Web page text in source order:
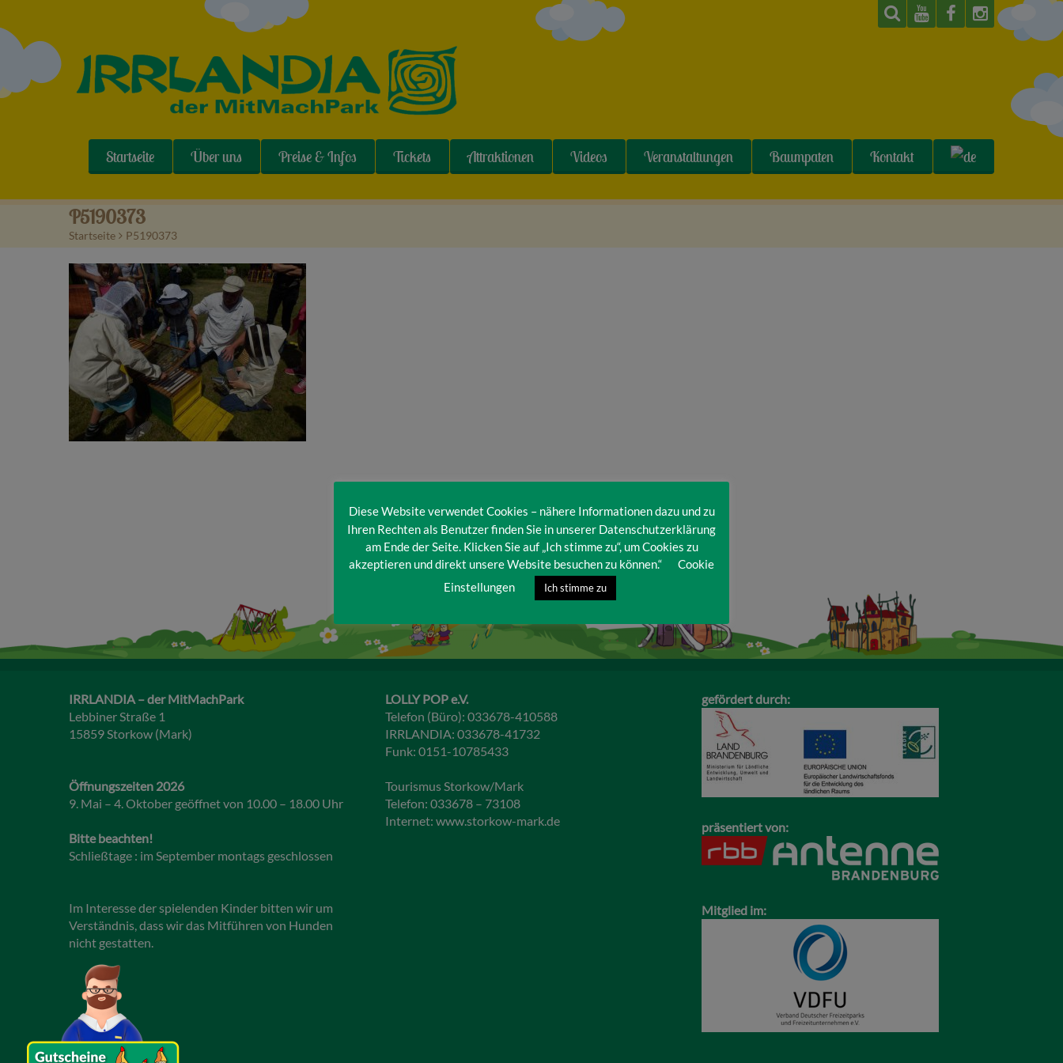
Startseite Über uns Preise & Infos Tickets Attraktionen Videos Veranstaltungen Baumpaten Kontakt
P5190373
Startseite > P5190373
IRRLANDIA – der MitMachPark
Lebbiner Straße 1
15859 Storkow (Mark)
Öffnungszeiten 2026
9. Mai – 4. Oktober geöffnet von 10.00 – 18.00 Uhr
Bitte beachten!
Schließtage : im September montags geschlossen
Im Interesse der spielenden Kinder bitten wir um
Verständnis, dass wir das Mitführen von Hunden
nicht gestatten.
LOLLY POP e.V.
Telefon (Büro): 033678-410588
IRRLANDIA: 033678-41732
Funk: 0151-10785433
Tourismus Storkow/Mark
Telefon: 033678 – 73108
Internet: www.storkow-mark.de
gefördert durch:
präsentiert von:
Mitglied im:
Diese Website verwendet Cookies – nähere Informationen dazu und zu
Ihren Rechten als Benutzer finden Sie in unserer Datenschutzerklärung
am Ende der Seite. Klicken Sie auf „Ich stimme zu“, um Cookies zu
akzeptieren und direkt unsere Website besuchen zu können.“
Cookie
Einstellungen
Ich stimme zu